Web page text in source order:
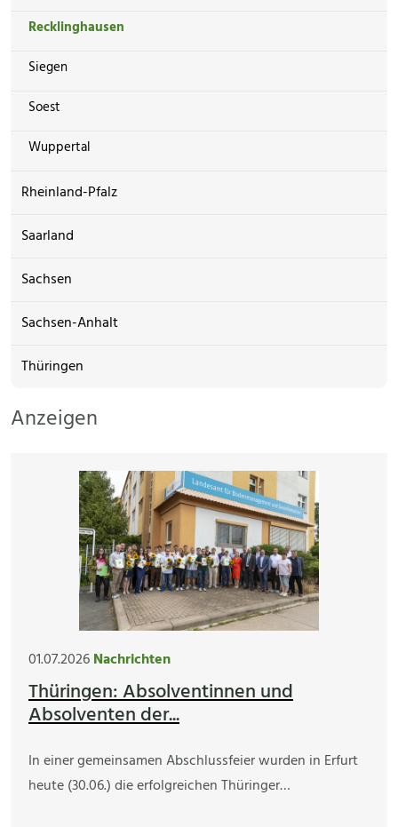
Recklinghausen
Siegen
Soest
Wuppertal
Rheinland-Pfalz
Saarland
Sachsen
Sachsen-Anhalt
Thüringen
Anzeigen
01.07.2026Nachrichten
Thüringen: Absolventinnen und
Absolventen der...
In einer gemeinsamen Abschlussfeier wurden in Erfurt
heute (30.06.) die erfolgreichen Thüringer…